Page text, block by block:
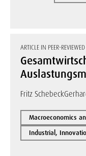
ARTICLE IN PEER-
Fritz Schebeck
Macroeconomics
Industrial,